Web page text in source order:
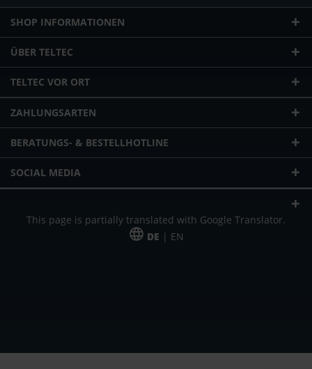
SHOP INFORMATIONEN
ÜBER TELTEC
TELTEC VOR ORT
ZAHLUNGSARTEN
BERATUNGS- & BESTELLHOTLINE
SOCIAL MEDIA
This page is partially translated with Google Translator.
DE | EN